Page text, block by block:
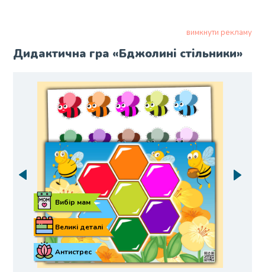
вимкнути рекламу
Дидактична гра «Бджолині стільники»
Антистрес
Великі деталі
Вибір мам